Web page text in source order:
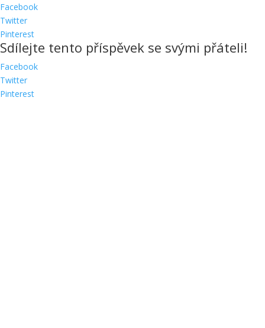
Facebook
Twitter
Pinterest
Sdílejte tento příspěvek se svými přáteli!
Facebook
Twitter
Pinterest